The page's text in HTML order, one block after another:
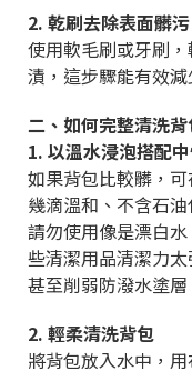
2. 乾刷去除表面髒污
使用軟毛刷或牙刷
漬，這步驟能有效
二、如何完整清洗
1. 以溫水浸泡搭配
如果背包比較髒，
幾滴溫和、不含石
請勿使用像是漂白
些清潔用品清潔力
甚至削弱防潑水塗層
2. 輕柔清洗背包
將背包放入水中，